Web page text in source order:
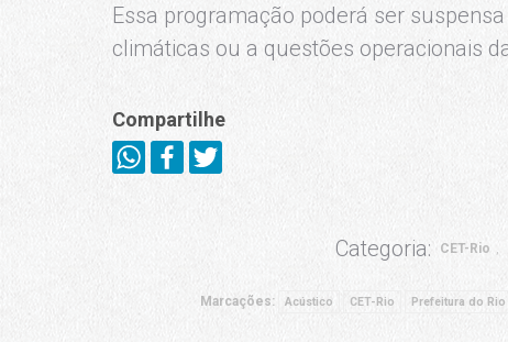
Essa programação poderá ser
climáticas ou a questões operacionais
Compartilhe
Categoria: CET-Rio
Marcações: Acústico CET-Rio Prefeitura do Rio